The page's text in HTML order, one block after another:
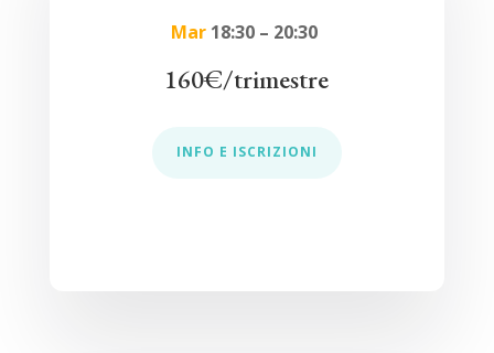
Mar 18:30 – 20:30
160€/trimestre
INFO E ISCRIZIONI